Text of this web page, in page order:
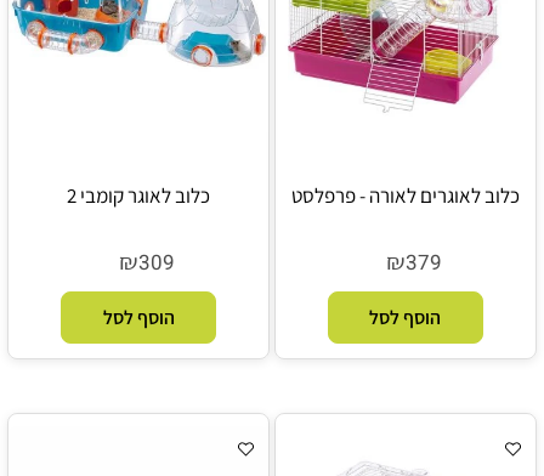
כלוב לאוגרים לאורה - פרפלסט
₪379
הוסף לסל
כלוב לאוגר קומבי 2
₪309
הוסף לסל